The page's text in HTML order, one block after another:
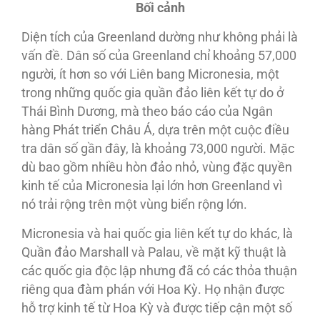
Bối cảnh
Diện tích của Greenland dường như không phải là
vấn đề. Dân số của Greenland chỉ khoảng 57,000
người, ít hơn so với Liên bang Micronesia, một
trong những quốc gia quần đảo liên kết tự do ở
Thái Bình Dương, mà theo báo cáo của Ngân
hàng Phát triển Châu Á, dựa trên một cuộc điều
tra dân số gần đây, là khoảng 73,000 người. Mặc
dù bao gồm nhiều hòn đảo nhỏ, vùng đặc quyền
kinh tế của Micronesia lại lớn hơn Greenland vì
nó trải rộng trên một vùng biển rộng lớn.
Micronesia và hai quốc gia liên kết tự do khác, là
Quần đảo Marshall và Palau, về mặt kỹ thuật là
các quốc gia độc lập nhưng đã có các thỏa thuận
riêng qua đàm phán với Hoa Kỳ. Họ nhận được
hỗ trợ kinh tế từ Hoa Kỳ và được tiếp cận một số